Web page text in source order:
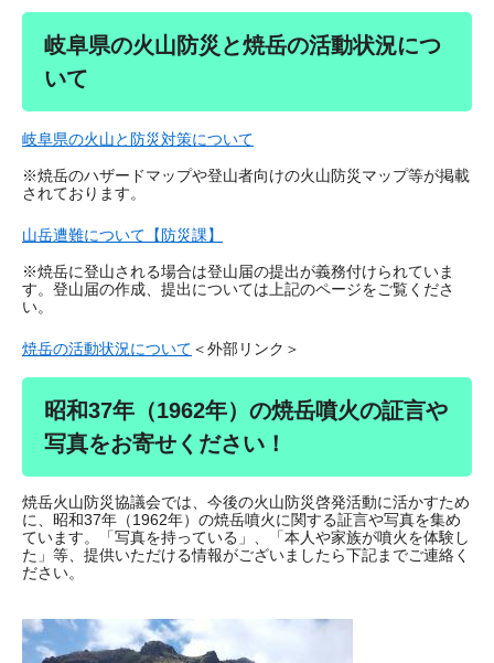
岐阜県の火山防災と焼岳の活動状況につ
いて
岐阜県の火山と防災対策について
※焼岳のハザードマップや登山者向けの火山防災マップ等が掲載
されております。
山岳遭難について【防災課】
※焼岳に登山される場合は登山届の提出が義務付けられていま
す。登山届の作成、提出については上記のページをご覧くださ
い。
焼岳の活動状況について ＜外部リンク＞
昭和37年（1962年）の焼岳噴火の証言や
写真をお寄せください！
焼岳火山防災協議会では、今後の火山防災啓発活動に活かすため
に、昭和37年（1962年）の焼岳噴火に関する証言や写真を集め
ています。「写真を持っている」、「本人や家族が噴火を体験し
た」等、提供いただける情報がございましたら下記までご連絡く
ださい。